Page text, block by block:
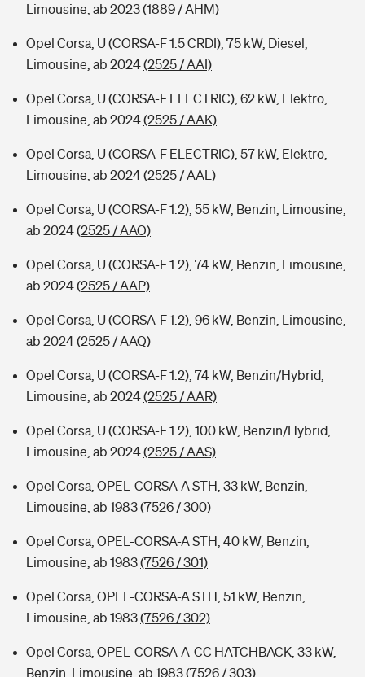
Limousine, ab 2023(1889 / AHM)
Opel Corsa, U (CORSA-F 1.5 CRDI), 75 kW, Diesel,
Limousine, ab 2024(2525 / AAI)
Opel Corsa, U (CORSA-F ELECTRIC), 62 kW, Elektro,
Limousine, ab 2024(2525 / AAK)
Opel Corsa, U (CORSA-F ELECTRIC), 57 kW, Elektro,
Limousine, ab 2024(2525 / AAL)
Opel Corsa, U (CORSA-F 1.2), 55 kW, Benzin, Limousine,
ab 2024(2525 / AAO)
Opel Corsa, U (CORSA-F 1.2), 74 kW, Benzin, Limousine,
ab 2024(2525 / AAP)
Opel Corsa, U (CORSA-F 1.2), 96 kW, Benzin, Limousine,
ab 2024(2525 / AAQ)
Opel Corsa, U (CORSA-F 1.2), 74 kW, Benzin/Hybrid,
Limousine, ab 2024(2525 / AAR)
Opel Corsa, U (CORSA-F 1.2), 100 kW, Benzin/Hybrid,
Limousine, ab 2024(2525 / AAS)
Opel Corsa, OPEL-CORSA-A STH, 33 kW, Benzin,
Limousine, ab 1983(7526 / 300)
Opel Corsa, OPEL-CORSA-A STH, 40 kW, Benzin,
Limousine, ab 1983(7526 / 301)
Opel Corsa, OPEL-CORSA-A STH, 51 kW, Benzin,
Limousine, ab 1983(7526 / 302)
Opel Corsa, OPEL-CORSA-A-CC HATCHBACK, 33 kW,
Benzin, Limousine, ab 1983(7526 / 303)